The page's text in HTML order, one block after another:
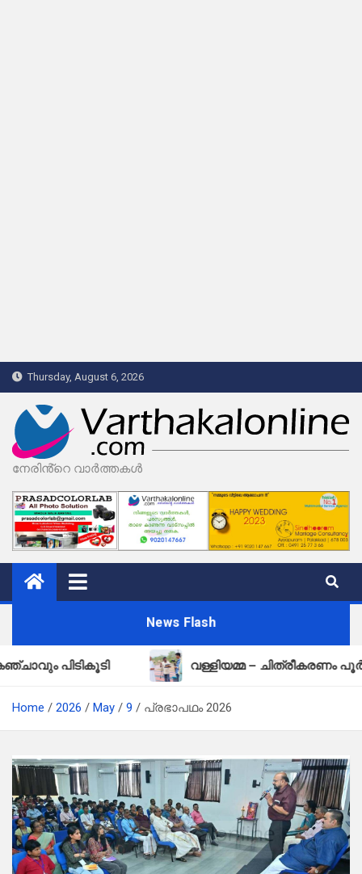
Skip
to
content
Thursday, August 6, 2026
നേരിൻ്റെ വാർത്തകൾ
News Flash
വള്ളിയമ്മ – ചിത്രീകരണം
Home 2026 May 9 പ്രഭാപഥം 2026